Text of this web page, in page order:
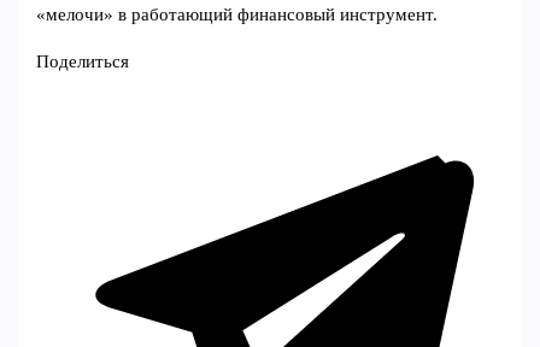
«мелочи» в работающий финансовый инструмент.
Поделиться